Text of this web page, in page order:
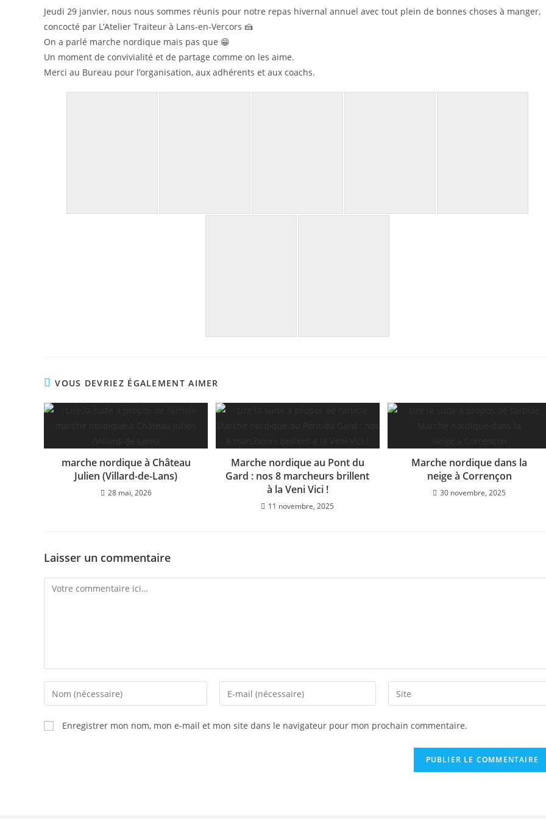
Jeudi 29 janvier, nous nous sommes réunis pour notre repas hivernal annuel avec tout plein de bonnes choses à manger,
concocté par L’Atelier Traiteur à Lans-en-Vercors 🍰
On a parlé marche nordique mais pas que 😁
Un moment de convivialité et de partage comme on les aime.
Merci au Bureau pour l’organisation, aux adhérents et aux coachs.
VOUS DEVRIEZ ÉGALEMENT AIMER
marche nordique à Château
Julien (Villard-de-Lans)
28 mai, 2026
Marche nordique au Pont du
Gard : nos 8 marcheurs brillent
à la Veni Vici !
11 novembre, 2025
Marche nordique dans la
neige à Corrençon
30 novembre, 2025
Laisser un commentaire
Comment
Enter
your
name
or
Enter
your
Saisir
l’URL
(facultatif)
Enregistrer mon nom, mon e-mail et mon site dans le navigateur pour mon prochain commentaire.